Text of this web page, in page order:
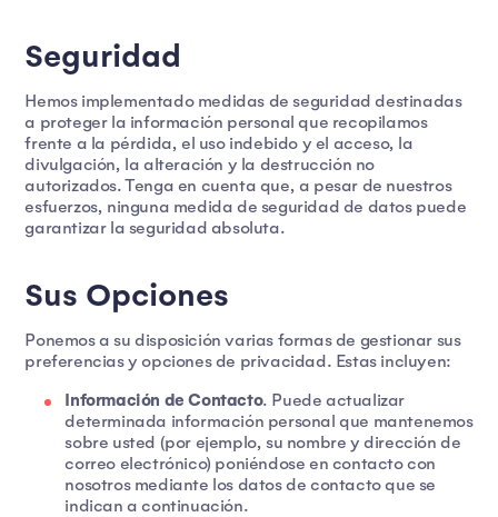
Seguridad
Hemos implementado medidas de seguridad destinadas
a proteger la información personal que recopilamos
frente a la pérdida, el uso indebido y el acceso, la
divulgación, la alteración y la destrucción no
autorizados. Tenga en cuenta que, a pesar de nuestros
esfuerzos, ninguna medida de seguridad de datos puede
garantizar la seguridad absoluta.
Sus Opciones
Ponemos a su disposición varias formas de gestionar sus
preferencias y opciones de privacidad. Estas incluyen:
Información de Contacto. Puede actualizar
determinada información personal que mantenemos
sobre usted (por ejemplo, su nombre y dirección de
correo electrónico) poniéndose en contacto con
nosotros mediante los datos de contacto que se
indican a continuación.